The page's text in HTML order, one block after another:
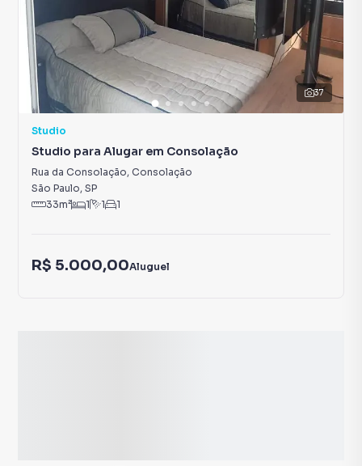
37
Studio
Studio para Alugar em Consolação
Rua da Consolação, Consolação
São Paulo, SP
33m² 1 1 1
R$ 5.000,00Aluguel